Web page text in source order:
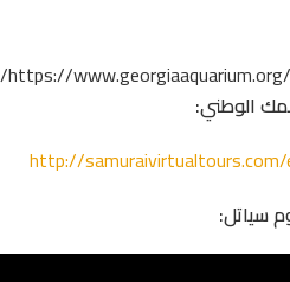
https://
الوطني:
http://samuraivirtualtours.com/
سياتل: